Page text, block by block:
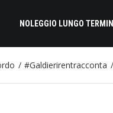
NOLEGGIO LUNGO
#Galdierirentracconta